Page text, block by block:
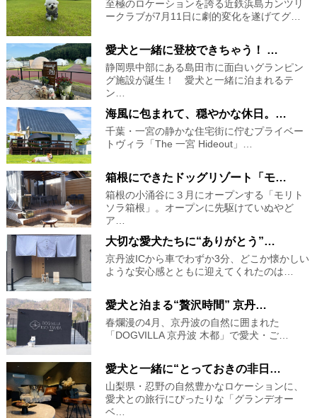
至極のロケーションを誇る近鉄浜島カンツリ
ークラブが7月11日に劇的変化を遂げてグ…
愛犬と一緒に登校できちゃう！ …
静岡県中部にある島田市に面白いグランピン
グ施設が誕生！ 愛犬と一緒に泊まれるテ
ン…
海風に包まれて、穏やかな休日。…
千葉・一宮の静かな住宅街に佇むプライベー
トヴィラ「The 一宮 Hideout」…
箱根にできたドッグリゾート「モ…
箱根の小涌谷に３月にオープンする「モリト
ソラ箱根」。オープンに先駆けていぬやど
ア…
大切な愛犬たちに“ありがとう”…
京丹波ICから車でわずか3分、どこか懐かしい
ような安心感とともに迎えてくれたのは…
愛犬と泊まる“贅沢時間” 京丹…
春爛漫の4月、京丹波の自然に囲まれた
「DOGVILLA 京丹波 木都」で愛犬・ご…
愛犬と一緒に“とっておきの非日…
山梨県・忍野の自然豊かなロケーションに、
愛犬との旅行にぴったりな「グランデオー
ベ…